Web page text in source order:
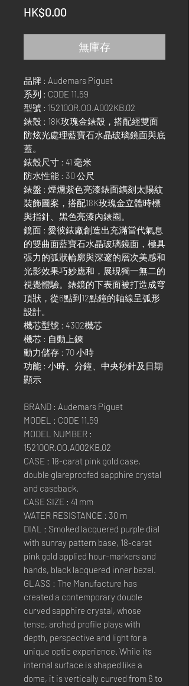
HK$0.00
無庫存
品牌 : Audemars Piguet
系列 : CODE 11.59
型號 : 15210OR.OO.A002KB.02
錶殼 : 18K玫瑰金錶殼，搭配經雙面
防炫光處理藍寶石水晶玻璃鏡面與底
蓋。
錶殼尺寸 : 41 毫米
防水性能 : 30 公尺
錶盤 : 煙燻紫色亮漆錶面鐫刻太陽紋
裝飾圖案，搭配18K玫瑰金立體時標
與指針、黑色亮漆內錶圈。
鏡面 : 愛彼錶廠創造出充滿當代氣息
的雙曲面藍寶石水晶玻璃鏡面，極具
張力的弧狀輪廓與深邃的層次美感和
光影效果巧妙應和，展現獨一無二的
視覺體驗。錶鏡的下表面被打造成穹
頂狀，從6點到12點鐘的軸線呈弧形
設計。
機芯型號 : 4302機芯
機芯 : 自動上鍊
動力儲存 : 70 小時
功能 : 小時、分鐘、中央秒針及日期
顯示
BRAND : Audemars Piguet
MODEL : CODE 11.59
MODEL NUMBER :
15210OR.OO.A002KB.02
CASE : 18-carat pink gold case,
double glareproofed sapphire crystal
and caseback.
CASE SIZE : 41 mm
WATER RESISTANCE : 30 m
DIAL : Smoked lacquered purple dial
with sunray pattern base, 18-carat
pink gold applied hour-markers and
hands, black lacquered inner bezel.
GLASS : The Manufacture has
created a contemporary double
curved sapphire crystal, whose
tense, arched profile plays with
depth, perspective and light for a
unique optic experience. While its
internal surface is shaped like a
dome, it is vertically curved from 6 to